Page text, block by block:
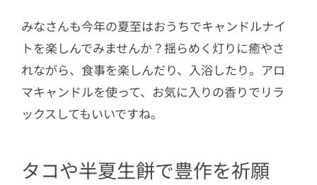
みなさんも今年の夏至はおうちでキャンドルナイ
トを楽しんでみませんか？揺らめく灯りに癒やさ
れながら、食事を楽しんだり、入浴したり。アロ
マキャンドルを使って、お気に入りの香りでリラ
ックスしてもいいですね。
タコや半夏生餅で豊作を祈願